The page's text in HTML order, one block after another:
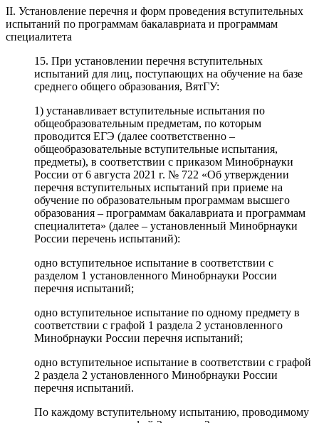
II. Установление перечня и форм проведения вступительных
испытаний по программам бакалавриата и программам
специалитета
15. При установлении перечня вступительных
испытаний для лиц, поступающих на обучение на базе
среднего общего образования, ВятГУ:
1) устанавливает вступительные испытания по
общеобразовательным предметам, по которым
проводится ЕГЭ (далее соответственно –
общеобразовательные вступительные испытания,
предметы), в соответствии с приказом Минобрнауки
России от 6 августа 2021 г. № 722 «Об утверждении
перечня вступительных испытаний при приеме на
обучение по образовательным программам высшего
образования – программам бакалавриата и программам
специалитета» (далее – установленный Минобрнауки
России перечень испытаний):
одно вступительное испытание в соответствии с
разделом 1 установленного Минобрнауки России
перечня испытаний;
одно вступительное испытание по одному предмету в
соответствии с графой 1 раздела 2 установленного
Минобрнауки России перечня испытаний;
одно вступительное испытание в соответствии с графой
2 раздела 2 установленного Минобрнауки России
перечня испытаний.
По каждому вступительному испытанию, проводимому